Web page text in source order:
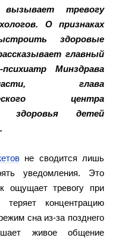
тревогу
О признаках
здоровые
главный
Минздрава
глава
центра
здоровья детей
не сводится лишь
уведомления. Это
ощущает тревогу при
теряет концентрацию
сна из‑за позднего
живое общение